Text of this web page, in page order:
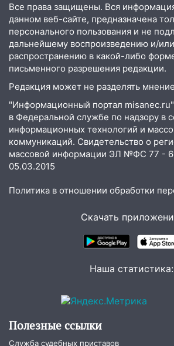
Все права защищены. Вся
данном веб-сайте, предназначена
персонального пользования и не
дальнейшему воспроизведению и/или
распространению в какой-либо
письменного разрешения редакции.
Редакция может не разделять
"Информационный портал misanec.ru"
в Федеральной службе по надзору в
информационных технологий и
коммуникаций. Свидетельство о
массовой информации ЭЛ №ФС 77 -
05.03.2015
Политика в отношении обработки
Скачать
Наша статистика:
Полезные ссылки
Служба судебных приставов